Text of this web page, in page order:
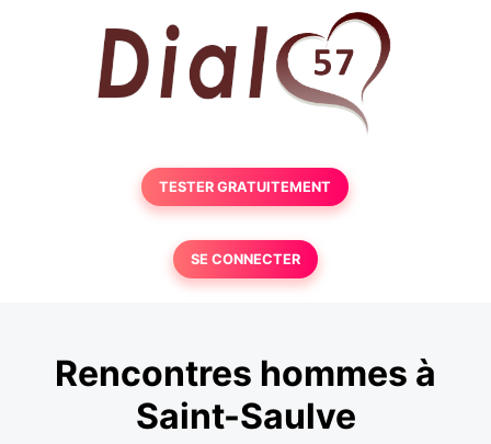
TESTER GRATUITEMENT
SE CONNECTER
Rencontres hommes à
Saint-Saulve